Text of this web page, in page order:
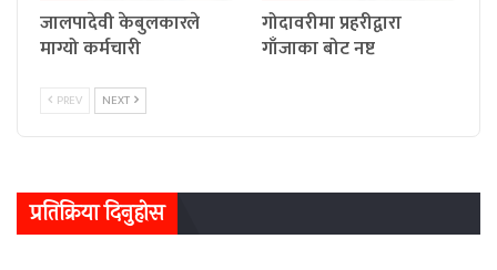
जालपादेवी केबुलकारले
माग्यो कर्मचारी
गोदावरीमा प्रहरीद्वारा
गाँजाका बोट नष्ट
PREV NEXT
प्रतिक्रिया दिनुहोस